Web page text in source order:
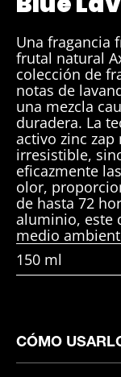
Una fragancia
frutal natural
colección de
notas de
una mezcla
duradera. La
activo zinc
irresistible,
eficazmente
olor,
de hasta 72
aluminio, este
medio
150 ml
CÓMO